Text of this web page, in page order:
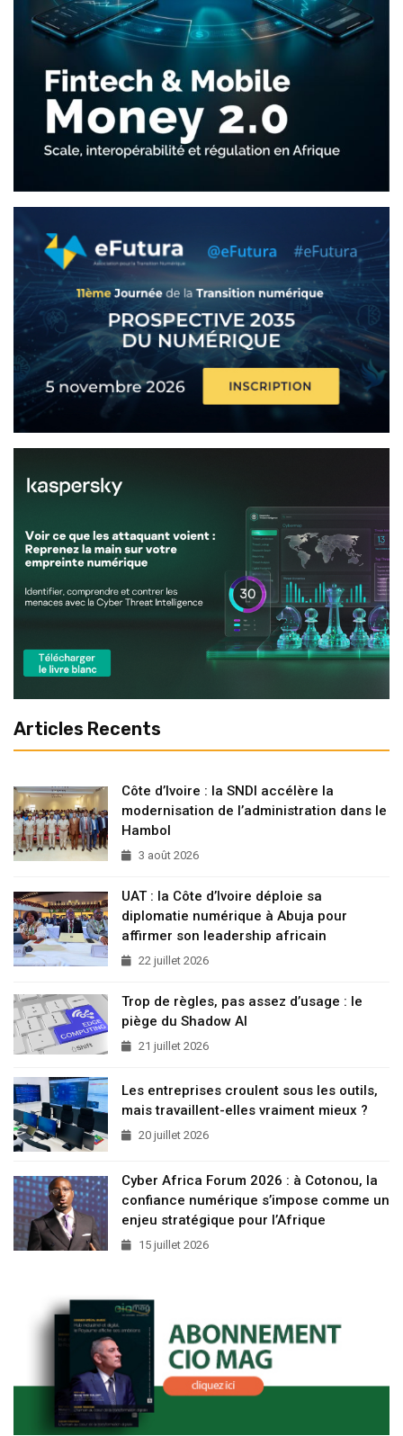
Articles Recents
Côte d’Ivoire : la SNDI accélère la
modernisation de l’administration dans le
Hambol
3 août 2026
UAT : la Côte d’Ivoire déploie sa
diplomatie numérique à Abuja pour
affirmer son leadership africain
22 juillet 2026
Trop de règles, pas assez d’usage : le
piège du Shadow AI
21 juillet 2026
Les entreprises croulent sous les outils,
mais travaillent-elles vraiment mieux ?
20 juillet 2026
Cyber Africa Forum 2026 : à Cotonou, la
confiance numérique s’impose comme un
enjeu stratégique pour l’Afrique
15 juillet 2026